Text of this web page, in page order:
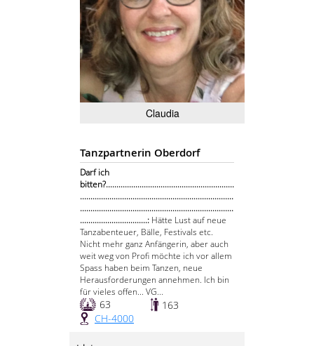
Claudia
Tanzpartnerin Oberdorf
Darf ich
bitten?.............................................................
.........................................................................
.........................................................................
................................: Hätte Lust auf neue
Tanzabenteuer, Bälle, Festivals etc.
Nicht mehr ganz Anfängerin, aber auch
weit weg von Profi möchte ich vor allem
Spass haben beim Tanzen, neue
Herausforderungen annehmen. Ich bin
für vieles offen... VG...
63
163
CH-4000